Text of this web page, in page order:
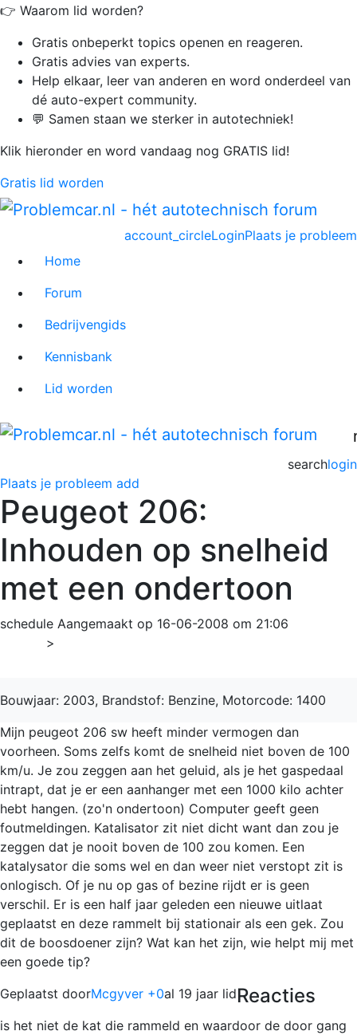
👉 Waarom lid worden?
Gratis onbeperkt topics openen en reageren.
Gratis advies van experts.
Help elkaar, leer van anderen en word onderdeel van
dé auto-expert community.
💬 Samen staan we sterker in autotechniek!
Klik hieronder en word vandaag nog GRATIS lid!
Gratis lid worden
Plaats je probleem
account_circleLogin
Home
Forum
Bedrijvengids
Kennisbank
Lid worden
login
search
Plaats je probleem add
Peugeot 206:
Inhouden op snelheid
met een ondertoon
schedule Aangemaakt op 16-06-2008 om 21:06
>
Bouwjaar: 2003, Brandstof: Benzine, Motorcode: 1400
Mijn peugeot 206 sw heeft minder vermogen dan
voorheen. Soms zelfs komt de snelheid niet boven de 100
km/u. Je zou zeggen aan het geluid, als je het gaspedaal
intrapt, dat je er een aanhanger met een 1000 kilo achter
hebt hangen. (zo'n ondertoon) Computer geeft geen
foutmeldingen. Katalisator zit niet dicht want dan zou je
zeggen dat je nooit boven de 100 zou komen. Een
katalysator die soms wel en dan weer niet verstopt zit is
onlogisch. Of je nu op gas of bezine rijdt er is geen
verschil. Er is een half jaar geleden een nieuwe uitlaat
geplaatst en deze rammelt bij stationair als een gek. Zou
dit de boosdoener zijn? Wat kan het zijn, wie helpt mij met
een goede tip?
Geplaatst doorMcgyver +0al 19 jaar lidReacties
is het niet de kat die rammeld en waardoor de door gang